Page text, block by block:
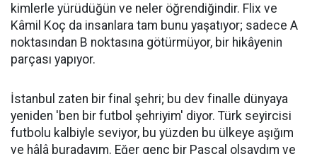
kimlerle yürüdüğün ve neler öğrendiğindir. Flix ve
Kâmil Koç da insanlara tam bunu yaşatıyor; sadece A
noktasından B noktasına götürmüyor, bir hikâyenin
parçası yapıyor.
İstanbul zaten bir final şehri; bu dev finalle dünyaya
yeniden 'ben bir futbol şehriyim' diyor. Türk seyircisi
futbolu kalbiyle seviyor, bu yüzden bu ülkeye aşığım
ve hâlâ buradayım. Eğer genç bir Pascal olsaydım ve